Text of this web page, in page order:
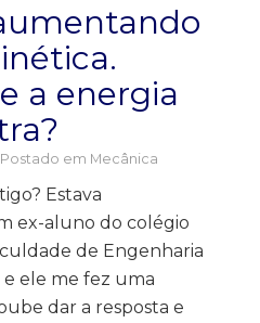
a energia
Postado em Mecânica
Estava
ex-aluno do colégio
de Engenharia
e ele me fez uma
dar a resposta e